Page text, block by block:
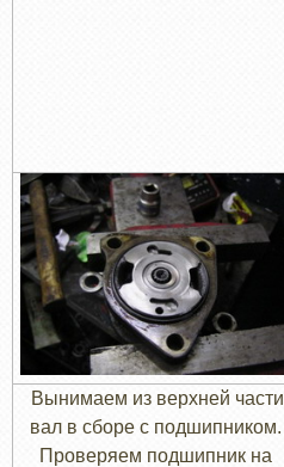
Вынимаем из верхней части
вал в сборе с подшипником.
Проверяем подшипник на